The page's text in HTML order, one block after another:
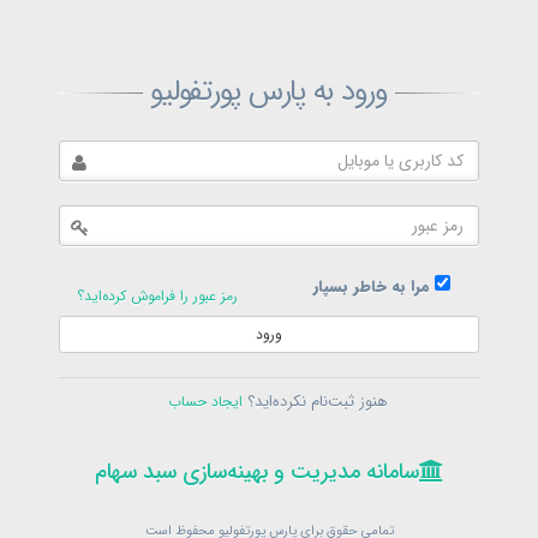
ورود به پارس پورتفولیو
مرا به خاطر بسپار
رمز عبور را فراموش کرده‌اید؟
ورود
هنوز ثبت‌نام نکرده‌اید؟ ایجاد حساب
سامانه مدیریت و بهینه‌سازی سبد سهام
تمامی حقوق برای پارس پورتفولیو محفوظ است
ثبت‌نام پارس پورتفولیو
ثبت‌نام
در حال حاضر عضو هستید؟فرم ورود
سامانه مدیریت و بهینه‌سازی سبد سهام
بازیابی رمز پارس پورتفولیو
در حال حاضر عضو هستید؟
سامانه مدیریت و بهینه‌سازی سبد سهام
تمامی حقوق برای پارس پورتفولیو محفوظ است